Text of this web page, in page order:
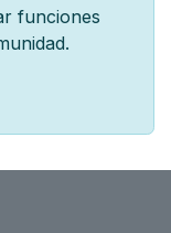
funciones